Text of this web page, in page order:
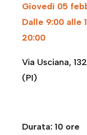
Giovedì 05
Dalle 9:00 alle
20:00
Via Usciana, 132
(PI)
Durata: 10 ore